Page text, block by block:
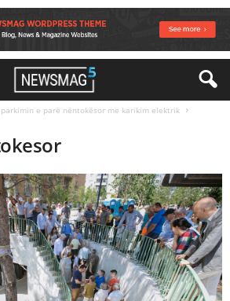
e parë nëntokësor me karikim elektrik